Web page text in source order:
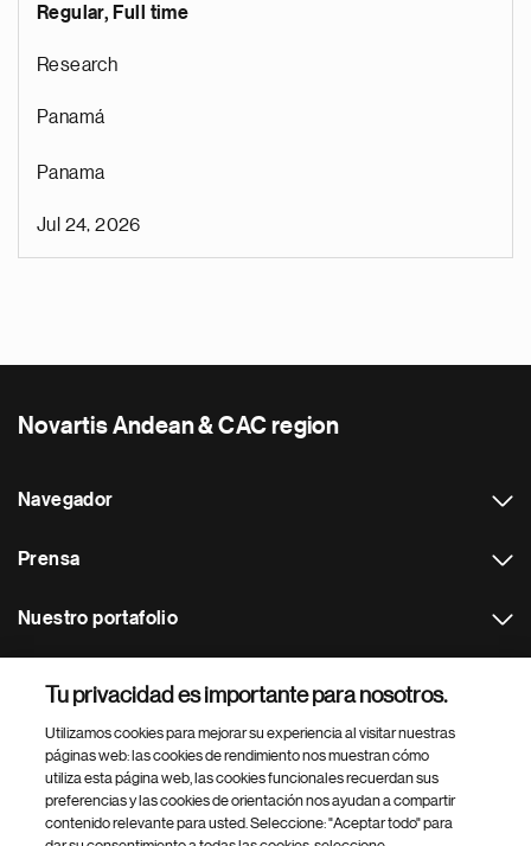
Regular, Full time
Research
Panamá
Panama
Jul 24, 2026
Novartis Andean & CAC region
Navegador
Prensa
Nuestro portafolio
Footer Site Search
Tu privacidad es importante para nosotros.
Utilizamos cookies para mejorar su experiencia al visitar nuestras
páginas web: las cookies de rendimiento nos muestran cómo
utiliza esta página web, las cookies funcionales recuerdan sus
preferencias y las cookies de orientación nos ayudan a compartir
contenido relevante para usted. Seleccione: "Aceptar todo" para